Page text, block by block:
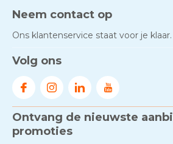
Door Marco
Door
Voorkom
rookmelders,
Neem contact op
Ons klantenservice staat voor je klaar.
Volg ons
Ontvang de nieuwste
promoties